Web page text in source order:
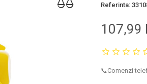
Referinta:
107,99
📞Comenzi